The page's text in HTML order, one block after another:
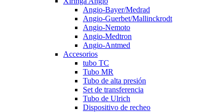
Angio-Bayer/Medrad
Angio-Guerbet/Mallinckrodt
Angio-Nemoto
Angio-Medtron
Angio-Antmed
Accesorios
tubo TC
Tubo MR
Tubo de alta presión
Set de transferencia
Tubo de Ulrich
Dispositivo de recheo